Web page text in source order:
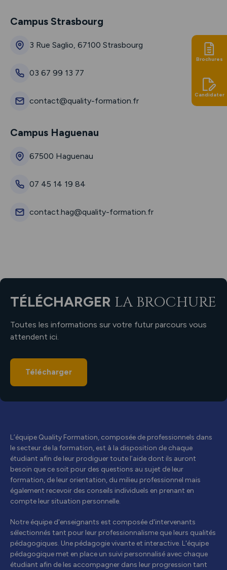
Campus Strasbourg
3 Rue Saglio, 67100 Strasbourg
03 67 99 13 77
contact@quality-formation.fr
Campus Haguenau
67500 Haguenau
07 45 14 19 84
contact.hag@quality-formation.fr
TÉLÉCHARGER LA BROCHURE
Toutes les informations sur votre futur parcours vous
attendent ici.
Télécharger
L’équipe Quality Formation, composée de professionnels dans
le secteur de la formation, est à la disposition de chaque
étudiant afin de leur prodiguer toute l’aide dont ils auront
besoin que ce soit pour des questions au sujet de leur
formation, de leur orientation, du milieu professionnel mais
également recevoir des conseils individuels en prenant en
compte leur situation personnelle.
Notre équipe d'enseignants est composée d'intervenants
sélectionnés tant pour leur professionnalisme que leurs qualités
pédagogiques. Une pédagogie vivante et interactive. L'équipe
pédagogique met en place un suivi personnalisé avec chaque
étudiant afin de les accompagner dans leur progression tant
Brochures
Candidater